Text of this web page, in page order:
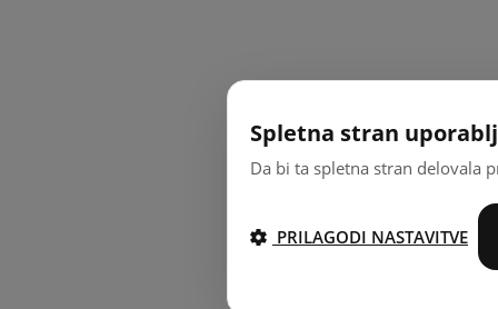
Spletna stran
Da bi ta spletna stran delovala
PRILAGODI NASTAVITVE